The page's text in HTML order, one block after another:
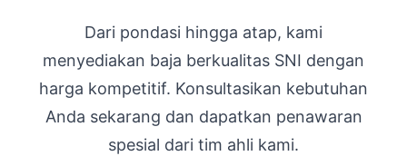
Dari pondasi hingga atap, kami
menyediakan baja berkualitas SNI dengan
harga kompetitif. Konsultasikan kebutuhan
Anda sekarang dan dapatkan penawaran
spesial dari tim ahli kami.